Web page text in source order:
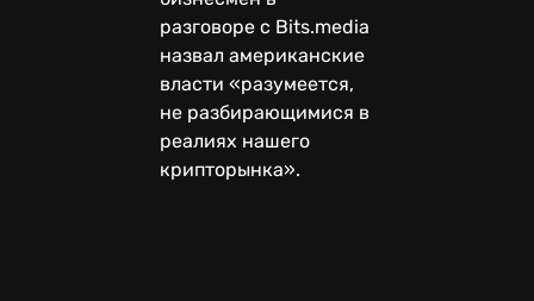
разговоре с Bits.media
назвал американские
власти «разумеется,
не разбирающимися в
реалиях нашего
крипторынка».